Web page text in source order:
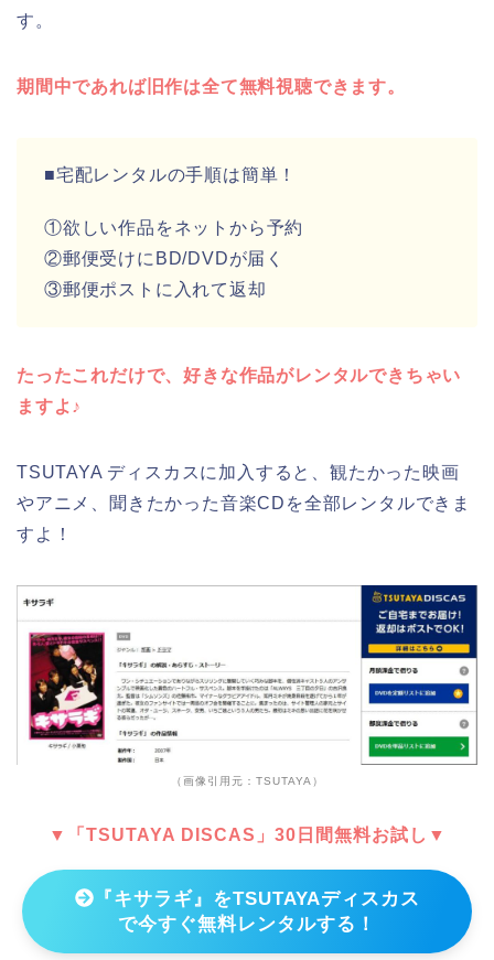
す。
期間中であれば旧作は全て無料視聴できます。
■宅配レンタルの手順は簡単！
①欲しい作品をネットから予約
②郵便受けにBD/DVDが届く
③郵便ポストに入れて返却
たったこれだけで、好きな作品がレンタルできちゃい
ますよ♪
TSUTAYA ディスカスに加入すると、観たかった映画
やアニメ、聞きたかった音楽CDを全部レンタルできま
すよ！
（画像引用元：TSUTAYA）
▼「TSUTAYA DISCAS」30日間無料お試し▼
『キサラギ』をTSUTAYAディスカス
で今すぐ無料レンタルする！